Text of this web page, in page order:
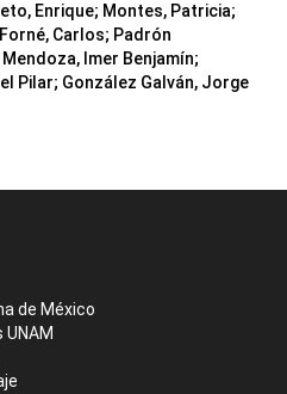
Enrique; Montes, Patricia;
Carlos; Padrón
Imer Benjamín;
Pilar; González Galván, Jorge
de México